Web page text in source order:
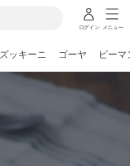
ログイン メニュー
ズッキーニ ゴーヤ ピーマ